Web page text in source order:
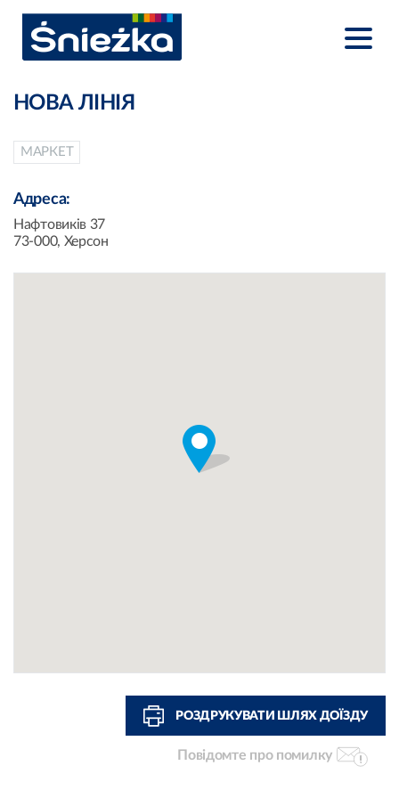
НОВА ЛІНІЯ
МАРКЕТ
Адреса:
Нафтовиків 37
73-000, Херсон
РОЗДРУКУВАТИ ШЛЯХ ДОЇЗДУ
Повідомте про помилку